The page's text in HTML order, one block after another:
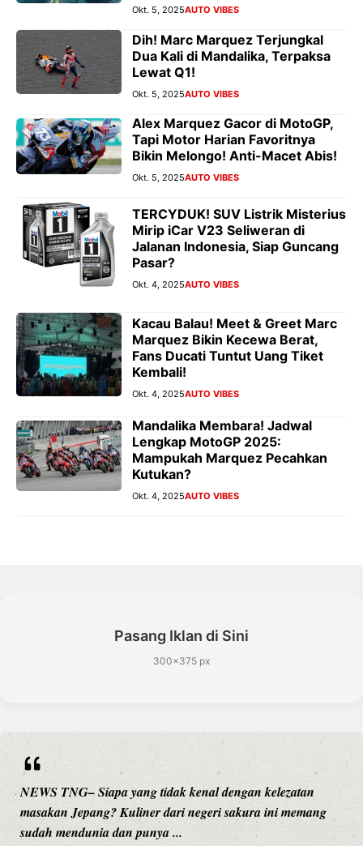
Okt. 5, 2025AUTO VIBES
Dih! Marc Marquez Terjungkal
Dua Kali di Mandalika, Terpaksa
Lewat Q1!
Okt. 5, 2025AUTO VIBES
Alex Marquez Gacor di MotoGP,
Tapi Motor Harian Favoritnya
Bikin Melongo! Anti-Macet Abis!
Okt. 5, 2025AUTO VIBES
TERCYDUK! SUV Listrik Misterius
Mirip iCar V23 Seliweran di
Jalanan Indonesia, Siap Guncang
Pasar?
Okt. 4, 2025AUTO VIBES
Kacau Balau! Meet & Greet Marc
Marquez Bikin Kecewa Berat,
Fans Ducati Tuntut Uang Tiket
Kembali!
Okt. 4, 2025AUTO VIBES
Mandalika Membara! Jadwal
Lengkap MotoGP 2025:
Mampukah Marquez Pecahkan
Kutukan?
Okt. 4, 2025AUTO VIBES
Pasang Iklan di Sini
300×375 px
NEWS TNG– Siapa sangka, dua nama besar di dunia
hiburan, Nunung Srimulat dan Vicky Prasetyo, kini
merambah dunia kuliner dengan ...